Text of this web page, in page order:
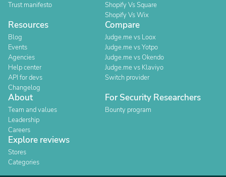
Trust manifesto
Shopify Vs Square
Shopify Vs Wix
Resources
Blog
Events
Agencies
Help center
API for devs
Changelog
Compare
Judge.me vs Loox
Judge.me vs Yotpo
Judge.me vs Okendo
Judge.me vs Klaviyo
Switch provider
About
Team and values
Leadership
Careers
For Security Researchers
Bounty program
Explore reviews
Stores
Categories